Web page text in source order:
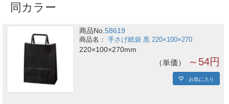
同カラー
商品No.58619
手さげ紙袋 黒 220×100×270
220×100×270mm
単価 ～54円
お気に入り